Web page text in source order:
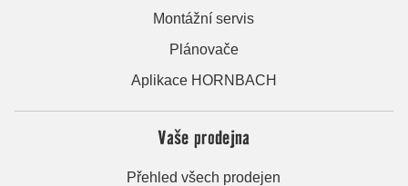
Montážní servis
Plánovače
Aplikace HORNBACH
Vaše prodejna
Přehled všech prodejen